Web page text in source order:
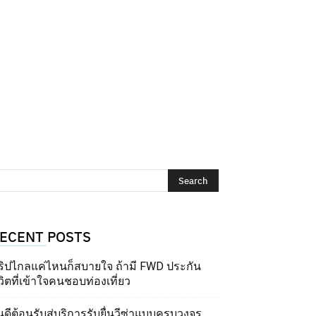
POSTS
ปไกลแค่ไหนก็สบายใจ ถ้ามี FWD ประกัน
ตที่เข้าใจคนชอบท่องเที่ยว